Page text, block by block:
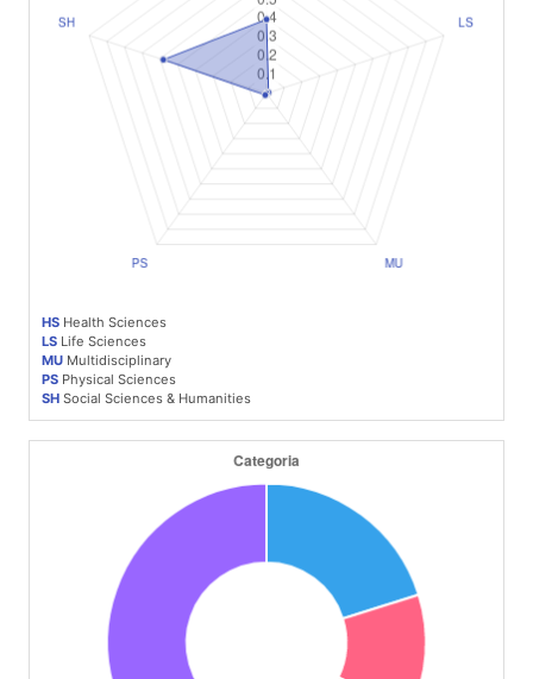
HS Health Sciences
LS Life Sciences
MU Multidisciplinary
PS Physical Sciences
SH Social Sciences & Humanities